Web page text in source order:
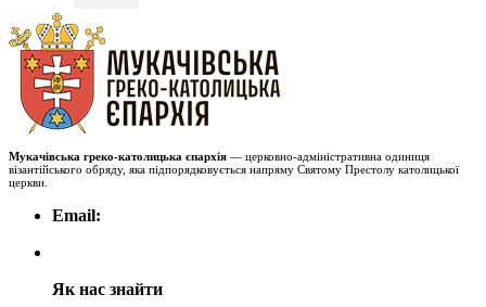
Мукачівська греко-католицька єпархія — церковно-адміністративна одиниця
візантійського обряду, яка підпорядковується напряму Святому Престолу католицької
церкви.
Email:
Як нас знайти